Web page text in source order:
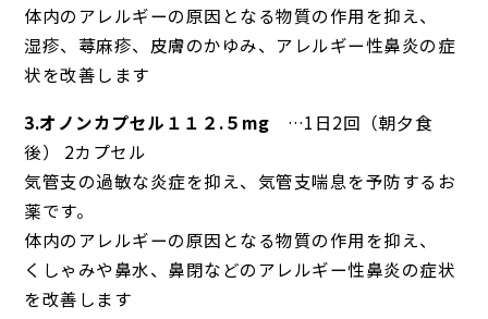
体内のアレルギーの原因となる物質の作用を抑え、
湿疹、蕁麻疹、皮膚のかゆみ、アレルギー性鼻炎の症
状を改善します
3.オノンカプセル１１２.５mg …1日2回（朝夕食
後） 2カプセル
気管支の過敏な炎症を抑え、気管支喘息を予防するお
薬です。
体内のアレルギーの原因となる物質の作用を抑え、
くしゃみや鼻水、鼻閉などのアレルギー性鼻炎の症状
を改善します